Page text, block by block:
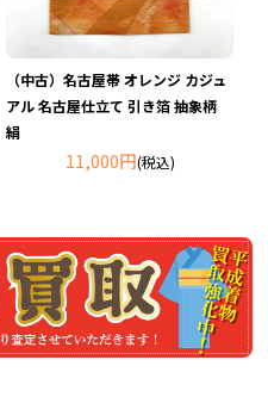
（中古）名古屋帯 オレンジ カジュ
アル 名古屋仕立て 引き箔 抽象柄
絹
11,000円(税込)